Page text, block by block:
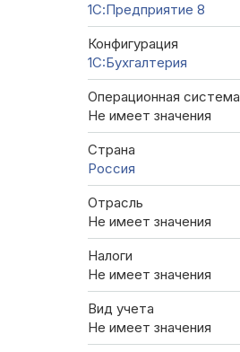
1С:Предприятие 8
Конфигурация
1C:Бухгалтерия
Операционная система
Не имеет значения
Страна
Россия
Отрасль
Не имеет значения
Налоги
Не имеет значения
Вид учета
Не имеет значения